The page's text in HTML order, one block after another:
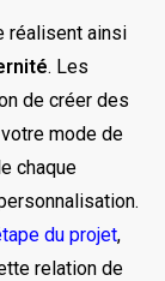
réalisent ainsi
. Les
de créer des
mode de
chaque
du projet,
relation de